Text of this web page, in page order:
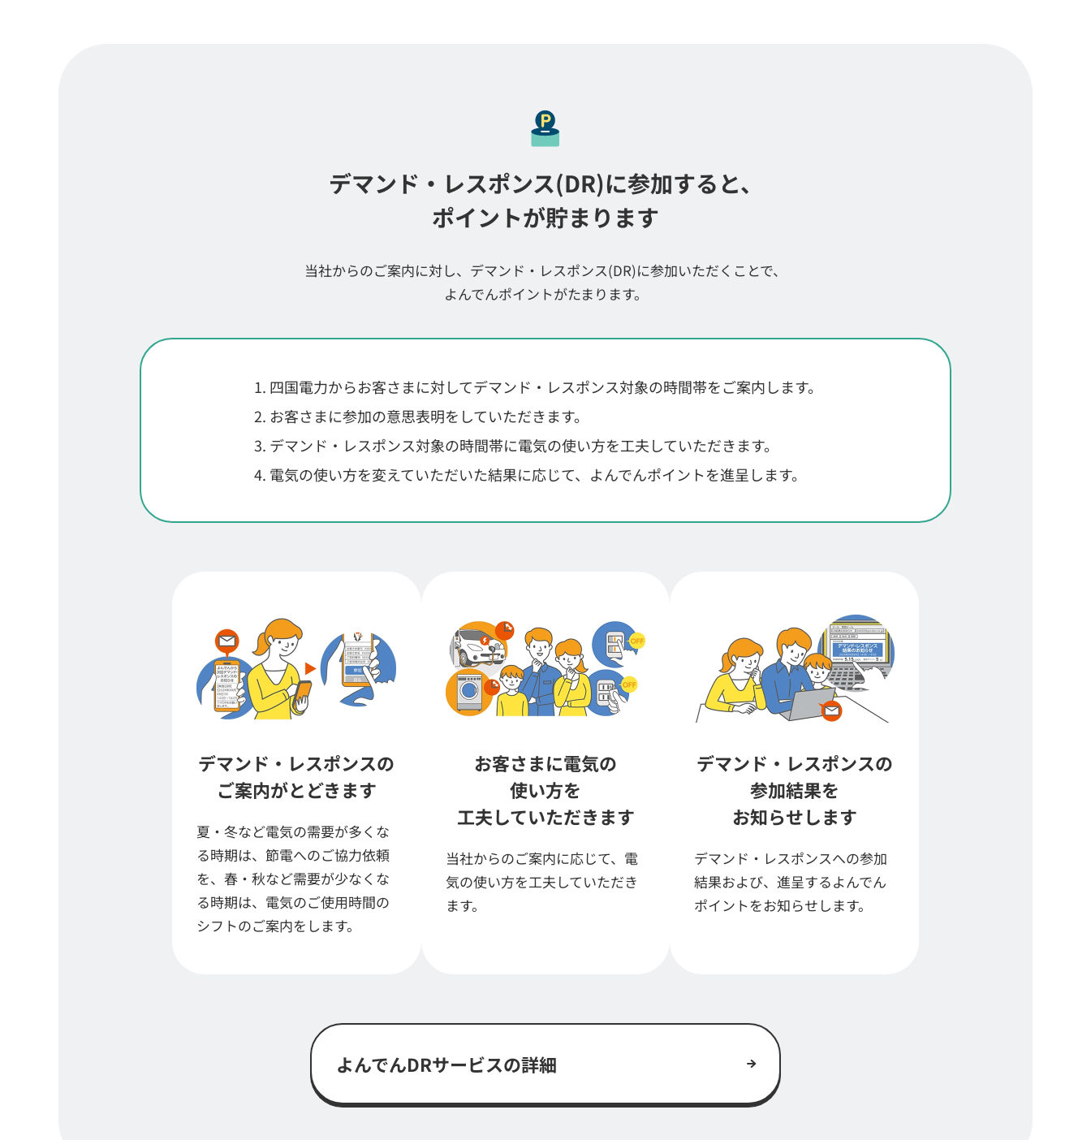
デマンド・レスポンス(DR)に参加すると、
ポイントが貯まります
当社からのご案内に対し、デマンド・レスポンス(DR)に参加いただくことで、
よんでんポイントがたまります。
四国電力からお客さまに対してデマンド・レスポンス対象の時間帯をご案内します。
お客さまに参加の意思表明をしていただきます。
デマンド・レスポンス対象の時間帯に電気の使い方を工夫していただきます。
電気の使い方を変えていただいた結果に応じて、よんでんポイントを進呈します。
デマンド・レスポンスの
ご案内がとどきます
夏・冬など電気の需要が多くな
る時期は、節電へのご協力依頼
を、春・秋など需要が少なくな
る時期は、電気のご使用時間の
シフトのご案内をします。
お客さまに電気の
使い方を
工夫していただきます
当社からのご案内に応じて、電
気の使い方を工夫していただき
ます。
デマンド・レスポンスの
参加結果を
お知らせします
デマンド・レスポンスへの参加
結果および、進呈するよんでん
ポイントをお知らせします。
よんでんDRサービスの詳細